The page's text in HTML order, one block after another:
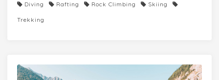
Diving Rafting Rock Climbing Skiing
Trekking